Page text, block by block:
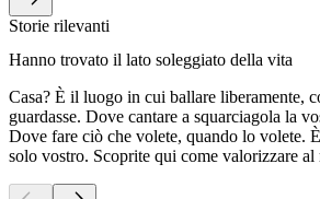
Storie rilevanti
Hanno trovato il lato soleggiato della vita
Casa? È il luogo in cui ballare liberamente,
guardasse. Dove cantare a squarciagola la
Dove fare ciò che volete, quando lo volete.
solo vostro. Scoprite qui come valorizzare al